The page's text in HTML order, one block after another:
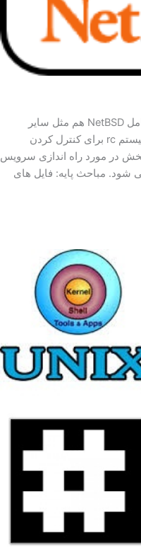
فرمان های rc در netbsd: سیستم عامل NetBSD هم مثل سایر
سیستم عامل های خانواده BSD از سیستم rc برای کنترل کردن
در مورد راه اندازی سرویس
شود. مباحث پایه: فایل های